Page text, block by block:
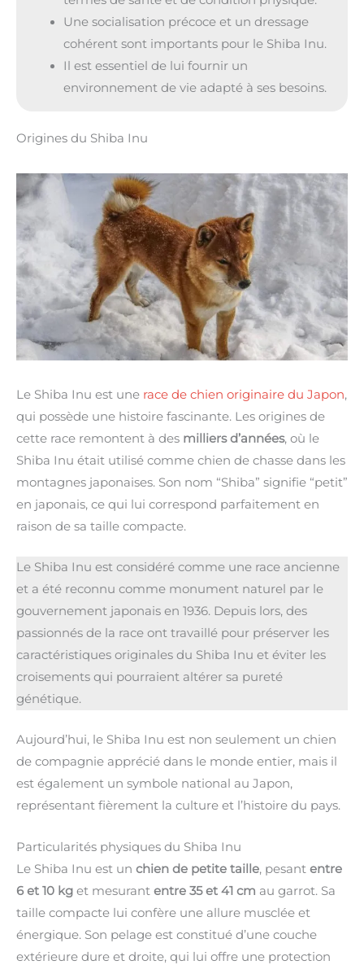
Une socialisation précoce et un dressage
cohérent sont importants pour le Shiba Inu.
Il est essentiel de lui fournir un
environnement de vie adapté à ses besoins.
Origines du Shiba Inu
Le Shiba Inu est une race de chien originaire du Japon,
qui possède une histoire fascinante. Les origines de
cette race remontent à des milliers d’années, où le
Shiba Inu était utilisé comme chien de chasse dans les
montagnes japonaises. Son nom “Shiba” signifie “petit”
en japonais, ce qui lui correspond parfaitement en
raison de sa taille compacte.
Le Shiba Inu est considéré comme une race ancienne
et a été reconnu comme monument naturel par le
gouvernement japonais en 1936. Depuis lors, des
passionnés de la race ont travaillé pour préserver les
caractéristiques originales du Shiba Inu et éviter les
croisements qui pourraient altérer sa pureté
génétique.
Aujourd’hui, le Shiba Inu est non seulement un chien
de compagnie apprécié dans le monde entier, mais il
est également un symbole national au Japon,
représentant fièrement la culture et l’histoire du pays.
Particularités physiques du Shiba Inu
Le Shiba Inu est un chien de petite taille, pesant entre
6 et 10 kg et mesurant entre 35 et 41 cm au garrot. Sa
taille compacte lui confère une allure musclée et
énergique. Son pelage est constitué d’une couche
extérieure dure et droite, qui lui offre une protection